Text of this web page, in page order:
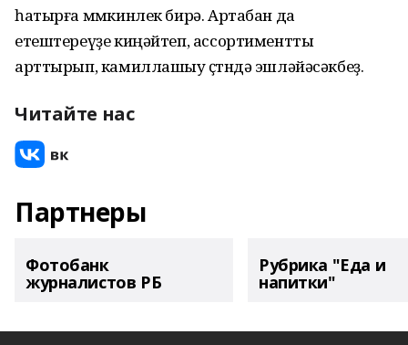
һатырға мөмкинлек бирә. Артабан да
етештереүҙе киңәйтеп, ассортиментты
арттырып, камиллашыу өҫтөндә эшләйәсәкбеҙ.
Читайте нас
Партнеры
Фотобанк
журналистов РБ
Рубрика "Еда и
напитки"